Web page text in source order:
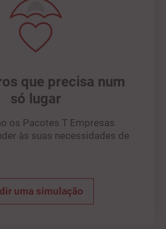
que precisa num
só lugar
os Pacotes T Empresas
às suas necessidades de
uma simulação